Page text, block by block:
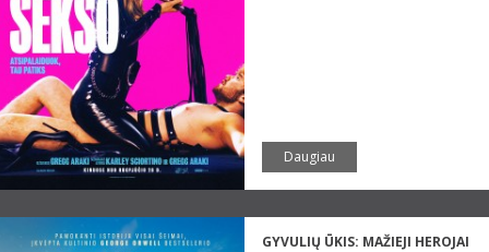
Daugiau
GYVULIŲ ŪKIS: MAŽIEJI HEROJAI